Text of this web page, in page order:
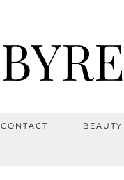
CONTACT BEAUTY